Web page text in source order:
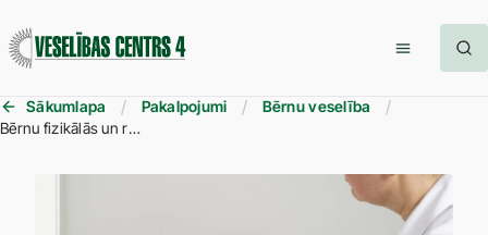
Sākumlapa Pakalpojumi
Bērnu veselība
Bērnu fizikālās un rehabilitācijas medicīnas ārsts